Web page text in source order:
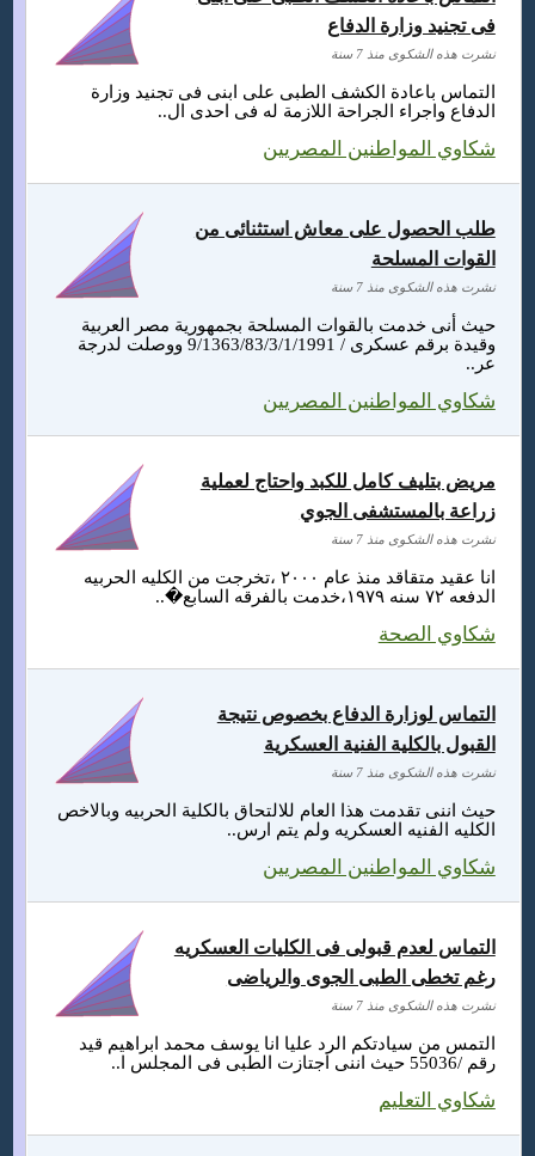
التماس باعادة الكشف الطبى على ابنى فى تجنيد وزارة
الدفاع واجراء الجراحة اللازمة له فى احدى ال..
شكاوي المواطنين المصريين
فى تجنيد وزارة الدفاع
نشرت هذه الشكوى منذ 7 سنة
حيث أنى خدمت بالقوات المسلحة بجمهورية مصر العربية
وقيدة برقم عسكرى / 9/1363/83/3/1/1991 ووصلت لدرجة
عر..
شكاوي المواطنين المصريين
طلب الحصول على معاش استثنائى من
القوات المسلحة
نشرت هذه الشكوى منذ 7 سنة
انا عقيد متقاقد منذ عام ٢٠٠٠ ،تخرجت من الكليه الحربيه
الدفعه ٧٢ سنه ١٩٧٩،خدمت بالفرقه السابع�..
شكاوي الصحة
مريض بتليف كامل للكبد واحتاج لعملية
زراعة بالمستشفى الجوي
نشرت هذه الشكوى منذ 7 سنة
حيث اننى تقدمت هذا العام للالتحاق بالكلية الحربيه وبالاخص
الكليه الفنيه العسكريه ولم يتم ارس..
شكاوي المواطنين المصريين
التماس لوزارة الدفاع بخصوص نتيجة
القبول بالكلية الفنية العسكرية
نشرت هذه الشكوى منذ 7 سنة
التمس من سيادتكم الرد عليا انا يوسف محمد ابراهيم قيد
رقم /55036 حيث اننى اجتازت الطبى فى المجلس ا..
شكاوي التعليم
التماس لعدم قبولى فى الكليات العسكريه
رغم تخطى الطبى الجوى والرياضى
نشرت هذه الشكوى منذ 7 سنة